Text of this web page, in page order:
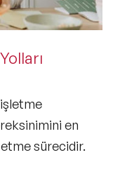
en
sürecidir.